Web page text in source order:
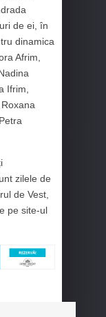
de ei, în
dinamica
Afrim,
Ifrim,
zilele de
de Vest,
pe site-ul